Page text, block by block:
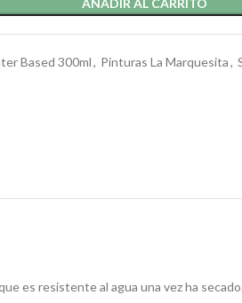
AÑADIR AL CARRITO
Based 300ml, Pinturas La Marquesita,
es resistente al agua una vez ha